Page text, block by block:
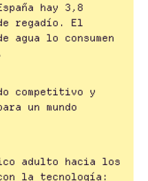
hay 3,8
regadío. El
agua lo consumen
competitivo y
un mundo
adulto hacia los
la tecnología: